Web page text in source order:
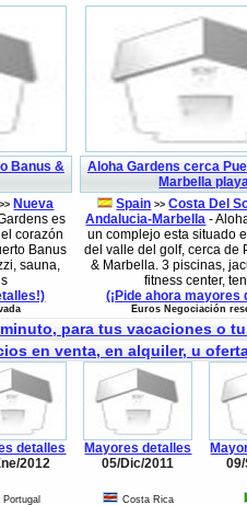
Banus &
>> Nueva
es
corazón
Banus
sauna,
Aloha Gardens cerca
Marbella
Spain >> Costa Del
Andalucia-Marbella -
un complejo esta situado
del valle del golf, cerca de
& Marbella. 3 piscinas,
fitness center,
(¡Pide ahora mayores
Euros Negociación
para tus vacaciones o
en venta, en alquiler, u
detalles
2012
Portugal
Mayores detalles
05/Dic/2011
Costa Rica